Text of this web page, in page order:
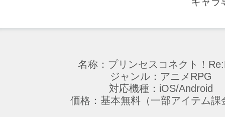
名称：プリンセスコネクト！
ジャンル：アニメRPG
対応機種：iOS/Android
価格：基本無料（一部アイテム課